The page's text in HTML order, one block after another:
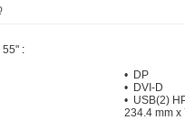
55" :
• DP
• DVI-D
• USB(2)
234.4 mm x